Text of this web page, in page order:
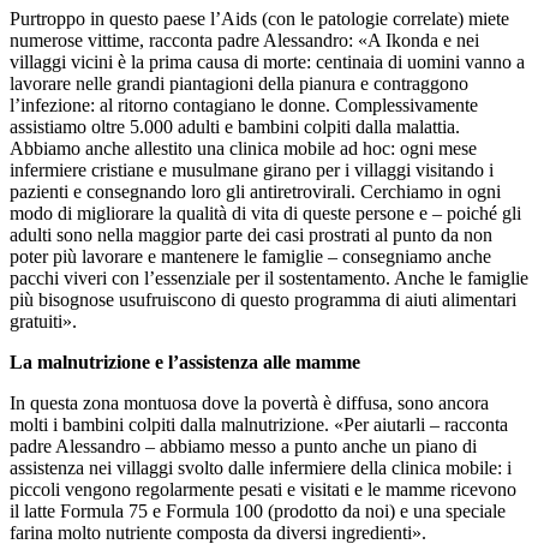
Purtroppo in questo paese l’Aids (con le patologie correlate) miete
numerose vittime, racconta padre Alessandro: «A Ikonda e nei
villaggi vicini è la prima causa di morte: centinaia di uomini vanno a
lavorare nelle grandi piantagioni della pianura e contraggono
l’infezione: al ritorno contagiano le donne. Complessivamente
assistiamo oltre 5.000 adulti e bambini colpiti dalla malattia.
Abbiamo anche allestito una clinica mobile ad hoc: ogni mese
infermiere cristiane e musulmane girano per i villaggi visitando i
pazienti e consegnando loro gli antiretrovirali. Cerchiamo in ogni
modo di migliorare la qualità di vita di queste persone e – poiché gli
adulti sono nella maggior parte dei casi prostrati al punto da non
poter più lavorare e mantenere le famiglie – consegniamo anche
pacchi viveri con l’essenziale per il sostentamento. Anche le famiglie
più bisognose usufruiscono di questo programma di aiuti alimentari
gratuiti».
La malnutrizione e l’assistenza alle mamme
In questa zona montuosa dove la povertà è diffusa, sono ancora
molti i bambini colpiti dalla malnutrizione. «Per aiutarli – racconta
padre Alessandro – abbiamo messo a punto anche un piano di
assistenza nei villaggi svolto dalle infermiere della clinica mobile: i
piccoli vengono regolarmente pesati e visitati e le mamme ricevono
il latte Formula 75 e Formula 100 (prodotto da noi) e una speciale
farina molto nutriente composta da diversi ingredienti».